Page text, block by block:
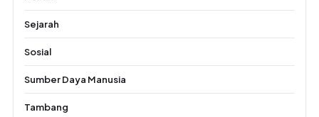
Sejarah
Sosial
Sumber Daya Manusia
Tambang